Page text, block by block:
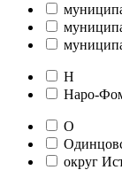
Н
Наро-
О
округ